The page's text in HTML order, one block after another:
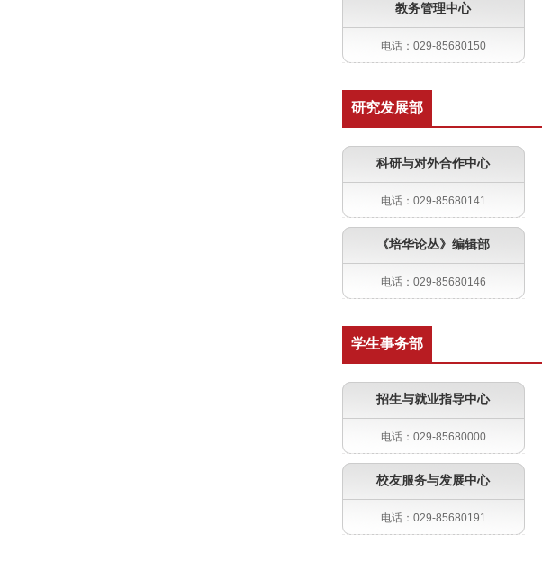
教务管理中心
电话：029-85680150
研究发展部
科研与对外合作中心
电话：029-85680141
《培华论丛》编辑部
电话：029-85680146
学生事务部
招生与就业指导中心
电话：029-85680000
校友服务与发展中心
电话：029-85680191